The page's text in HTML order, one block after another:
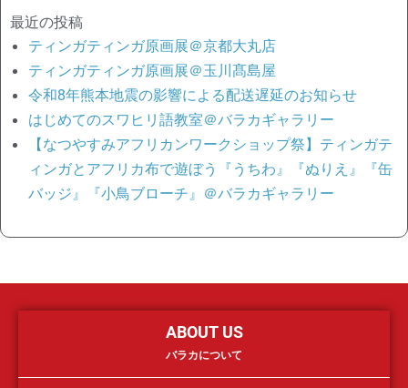
最近の投稿
ティンガティンガ原画展＠京都大丸店
ティンガティンガ原画展＠玉川髙島屋
令和8年熊本地震の影響による配送遅延のお知らせ
はじめてのスワヒリ語教室＠バラカギャラリー
【なつやすみアフリカンワークショップ祭】ティンガテ
ィンガとアフリカ布で遊ぼう『うちわ』『ぬりえ』『缶
バッジ』『小鳥ブローチ』＠バラカギャラリー
ABOUT US
バラカについて